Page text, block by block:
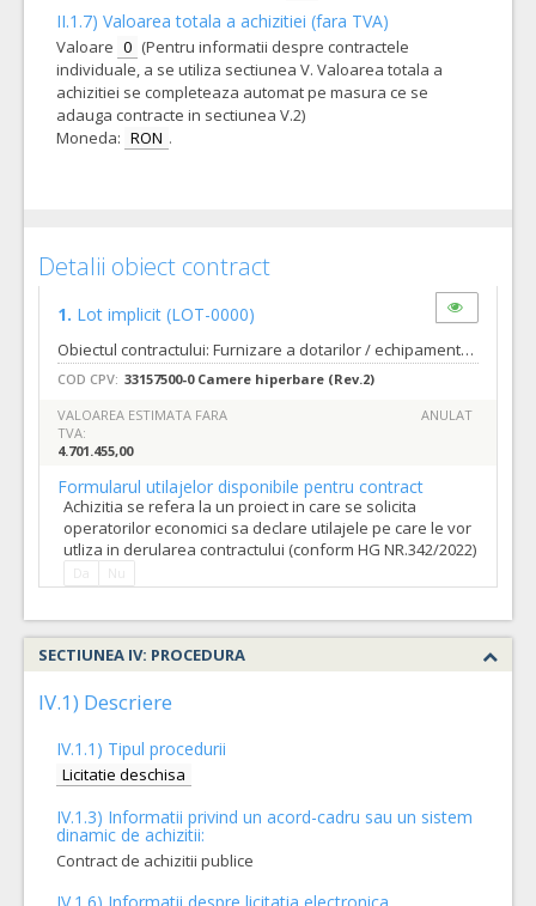
II.1.7) Valoarea totala a achizitiei (fara TVA)
Valoare 0 (Pentru informatii despre contractele
individuale, a se utiliza sectiunea V. Valoarea totala a
achizitiei se completeaza automat pe masura ce se
adauga contracte in sectiunea V.2)
Moneda: RON .
Detalii obiect contract
1. Lot implicit (LOT-0000)
Obiectul contractului: Furnizare a dotarilor / echipamentelor medicale – CAMERA HIPERBARA PENTRU TERAPIA CU OXIGEN pentru investitia “CONSTRUIRE SI DOTARE CORP CLADIRE DESTINAT SECTIILOR BOLI INFECTIOASE SI PNEUMOLOGIE’’ finantat prin Planul National de Redresare si Rezilienta, componenta C12 (contract de finantare 917/05.12.2023). Obiectivul general la care contribuie furnizarea produselor Obiectivul general al proiecului il constituie realizarea unei infrastructuri spitalicesti publice noi in cadrul Spitalului Clinic Judetean de Urgenta din Oradea (SCJUO), de clasa energetica nZeb - 20% si dotarea cu echipamente medicale ce incorporeaza cele mai noi tehnologii disponibile. Obiectivul general la care contribuie furnizarea produselor se referă la îmbunătățirea accesului la tratament al pacientilor din Oradea si cresterea calitatii actului medical prin dotarea, modernizarea, extinderea și furnizarea de echipamente noi pentru SECTIILE DE BOLI INFECTIOASE SI PNEUMOLOGIE’’ Obiectivul specific la care contribuie furnizarea produselor Capacitățile noului spital de boli infecțioase și pneumoftiziologie din cadrul Spitalului Clinic Județean de Urgență Bihor sunt formate din zona de spitalizare continuă, spitalizare de zi, zona de îngrijire ambulatorie, dispensarul TBC, zona de servicii de diagnosticare și un bloc operator de dimensiuni reduse. Spitalul va avea, de asemenea, și un compartiment pentru urgențe, cu camera de gardă pentru fiecare dintre specialitățile medicale deservite: boli infecțioase, pneumoftiziologie, un cabinet pentru vaccinuri și spații pentru deservirea funcției educaționale (sală conferințe, săli studiu, camere pentru rezidenți, etc). Obiectivul specific la care contribuie furnizarea produselor este dotarea adecvata a spatiilor de desfasurare a sericiilor medicale corespunzatoare specificului spitalului. Respectand prevederile caietului de sarcini:  caiet de sarcini nr. 321944 din 08.08.2025 Termenul pana la care orice operator economic interesat are dreptul de a solicita clarificari sau informatii suplimentare in legatura cu documentatia de atribuire este de 20 zile inainte de data limita de depunere a ofertelor. Autoritatea contractanta va raspunde in mod clar si complet tuturor solicitarilor de clarificari in a 11-a zi inainte de data limita de depunere a ofertelor. Solicitarile de clarificari vor fi transmise in format editabil.
COD CPV: 33157500-0 Camere hiperbare (Rev.2)
VALOAREA ESTIMATA FARA
TVA:
4.701.455,00
ANULAT
Formularul utilajelor disponibile pentru contract
Achizitia se refera la un proiect in care se solicita
operatorilor economici sa declare utilajele pe care le vor
utliza in derularea contractului (conform HG NR.342/2022)
SECTIUNEA IV: PROCEDURA
IV.1) Descriere
IV.1.1) Tipul procedurii
Licitatie deschisa
IV.1.3) Informatii privind un acord-cadru sau un sistem
dinamic de achizitii:
Contract de achizitii publice